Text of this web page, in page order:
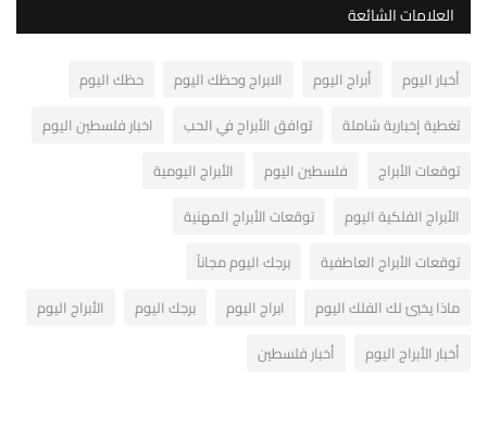
العلامات الشائعة
أخبار اليوم أبراج اليوم الابراج وحظك اليوم
حظك اليوم
تغطية إخبارية شاملة
توافق الأبراج في الحب
اخبار فلسطين اليوم
توقعات الأبراج
فلسطين اليوم
الأبراج اليومية
الأبراج الفلكية اليوم
توقعات الأبراج المهنية
توقعات الأبراج العاطفية
برجك اليوم مجاناً
ماذا يخبئ لك الفلك اليوم
ابراج اليوم برجك اليوم
الأبراج اليوم
أخبار الأبراج اليوم
أخبار فلسطين